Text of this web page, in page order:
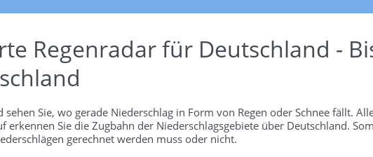
Regenradar für Deutschland -
Sie, wo gerade Niederschlag in Form von Regen oder Schnee fällt.
erkennen Sie die Zugbahn der Niederschlagsgebiete über Deutschland.
gerechnet werden muss oder nicht.